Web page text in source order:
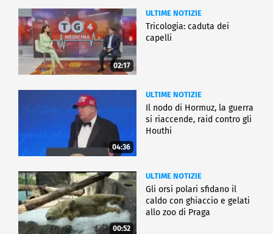
02:17
ULTIME NOTIZIE
Tricologia: caduta dei
capelli
04:36
ULTIME NOTIZIE
Il nodo di Hormuz, la guerra
si riaccende, raid contro gli
Houthi
00:52
ULTIME NOTIZIE
Gli orsi polari sfidano il
caldo con ghiaccio e gelati
allo zoo di Praga